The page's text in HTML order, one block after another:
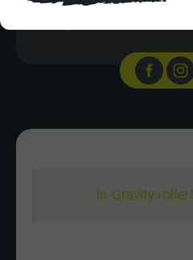
In-Gravity
Sabado De 10:00 - 20:30